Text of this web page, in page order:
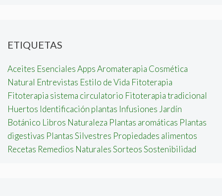
ETIQUETAS
Aceites EsencialesAppsAromaterapia Cosmética
Natural Entrevistas Estilo de Vida Fitoterapia
Fitoterapia sistema circulatorio Fitoterapia tradicional
Huertos Identificación plantas Infusiones Jardín
Botánico Libros Naturaleza Plantas aromáticas Plantas
digestivas Plantas Silvestres Propiedades alimentos
Recetas Remedios NaturalesSorteosSostenibilidad